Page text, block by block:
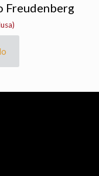
Freudenberg